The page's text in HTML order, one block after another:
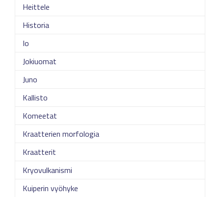
Heittele
Historia
Io
Jokiuomat
Juno
Kallisto
Komeetat
Kraatterien morfologia
Kraatterit
Kryovulkanismi
Kuiperin vyöhyke